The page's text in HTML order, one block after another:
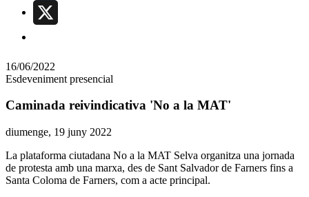
Facebook
en
altres
xarxes
socials
16/06/2022
Esdeveniment presencial
Caminada reivindicativa 'No a la MAT'
Data
l'esdeveniment:
diumenge, 19 juny 2022
La plataforma ciutadana No a la MAT Selva organitza una jornada
de protesta amb una marxa, des de Sant Salvador de Farners fins a
Santa Coloma de Farners, com a acte principal.